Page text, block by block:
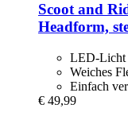
Scoot and
Headform,
LED-Licht
Weiches
Einfach
€ 49,99